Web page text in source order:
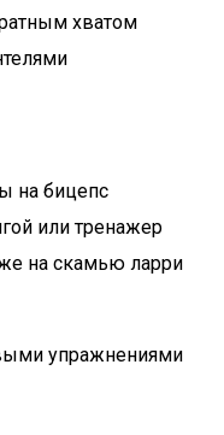
хватом
на бицепс
или тренажер
на скамью ларри
упражнениями